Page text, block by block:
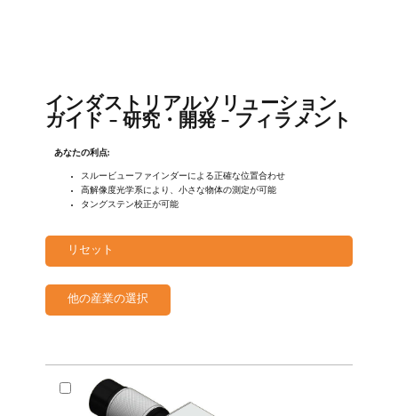
インダストリアルソリューション
ガイド - 研究・開発 - フィラメント
あなたの利点:
スルービューファインダーによる正確な位置合わせ
高解像度光学系により、小さな物体の測定が可能
タングステン校正が可能
リセット
他の産業の選択